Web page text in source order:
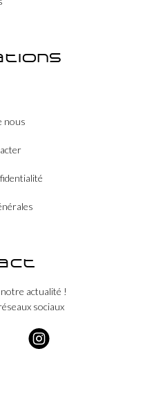
nous
actualité !
sociaux